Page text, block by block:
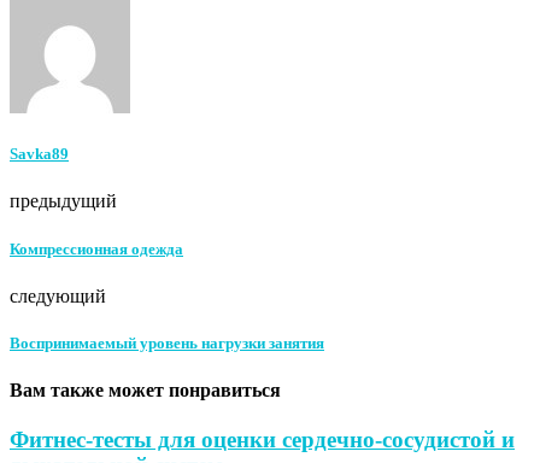
Savka89
предыдущий
Компрессионная одежда
следующий
Воспринимаемый уровень нагрузки занятия
Вам также может понравиться
Фитнес-тесты для оценки сердечно-сосудистой и